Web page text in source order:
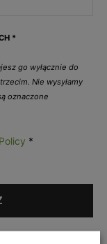
*
go wyłącznie do
Nie wysyłamy
oznaczone
*